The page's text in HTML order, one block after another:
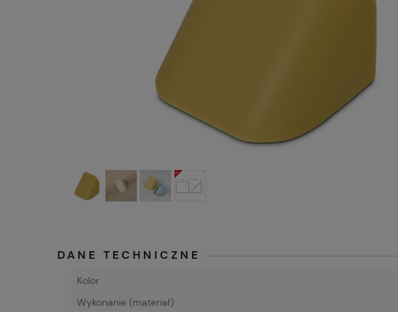
DANE TECHNICZNE
Kolor
Wykonanie (materiał)